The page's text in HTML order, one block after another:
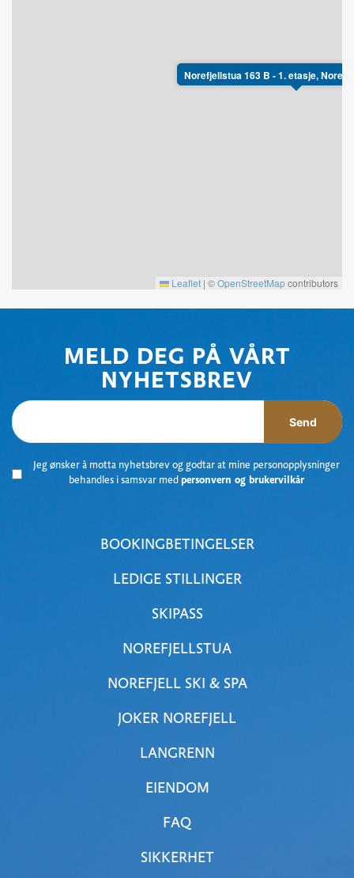
Norefjellstua 163 B - 1. etasje, Nore
Leaflet | ©OpenStreetMapcontributors
MELD DEG PÅ VÅRT
NYHETSBREV
Jeg ønsker å motta nyhetsbrev og godtar at mine personopplysninger
behandles i samsvar med personvern og brukervilkår
Send
BOOKINGBETINGELSER
LEDIGE STILLINGER
SKIPASS
NOREFJELLSTUA
NOREFJELL SKI & SPA
JOKER NOREFJELL
LANGRENN
EIENDOM
FAQ
SIKKERHET